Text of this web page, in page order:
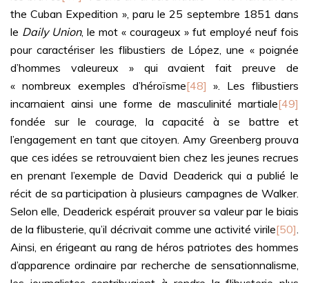
the Cuban Expedition », paru le 25 septembre 1851 dans
le Daily Union, le mot « courageux » fut employé neuf fois
pour caractériser les flibustiers de López, une « poignée
d’hommes valeureux » qui avaient fait preuve de
« nombreux exemples d’héroïsme[48] ». Les flibustiers
incarnaient ainsi une forme de masculinité martiale[49]
fondée sur le courage, la capacité à se battre et
l’engagement en tant que citoyen. Amy Greenberg prouva
que ces idées se retrouvaient bien chez les jeunes recrues
en prenant l’exemple de David Deaderick qui a publié le
récit de sa participation à plusieurs campagnes de Walker.
Selon elle, Deaderick espérait prouver sa valeur par le biais
de la flibusterie, qu’il décrivait comme une activité virile[50].
Ainsi, en érigeant au rang de héros patriotes des hommes
d’apparence ordinaire par recherche de sensationnalisme,